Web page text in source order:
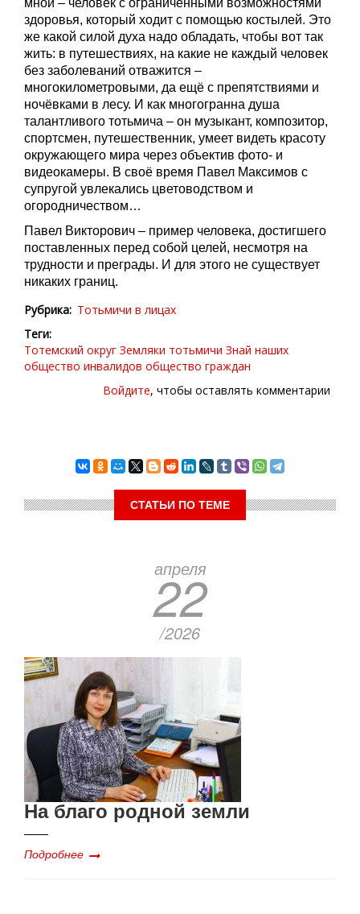
здоровья, который ходит с помощью костылей. Это
же какой силой духа надо обладать, чтобы вот так
жить: в путешествиях, на какие не каждый человек
без заболеваний отважится –
многокилометровыми, да ещё с препятствиями и
ночёвками в лесу. И как многогранна душа
талантливого тотьмича – он музыкант, композитор,
спортсмен, путешественник, умеет видеть красоту
окружающего мира через объектив фото- и
видеокамеры. В своё время Павел Максимов с
супругой увлекались цветоводством и
огородничеством…
Павел Викторович – пример человека, достигшего
поставленных перед собой целей, несмотря на
трудности и преграды. И для этого не существует
никаких границ.
Рубрика Тотьмичи в лицах
Теги
Тотемский округ Земляки тотьмичи Знай наших
общество инвалидов общество граждан
Войдите, чтобы оставлять комментарии
СТАТЬИ ПО ТЕМЕ
апреля
22
/2026
На благо родной земли
Подробнее